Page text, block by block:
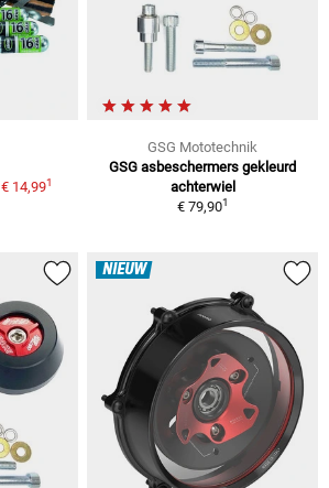
€ 14,991
GSG Mototechnik
GSG asbeschermers gekleurd
achterwiel
€ 79,901
NIEUW